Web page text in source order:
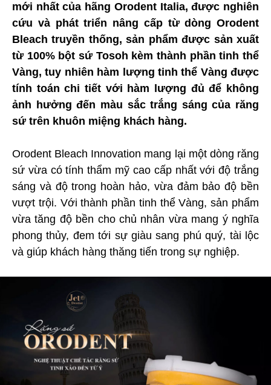
mới nhất của hãng Orodent Italia, được nghiên
cứu và phát triển nâng cấp từ dòng Orodent
Bleach truyền thống, sản phẩm được sản xuất
từ 100% bột sứ Tosoh kèm thành phần tinh thể
Vàng, tuy nhiên hàm lượng tinh thể Vàng được
tính toán chi tiết với hàm lượng đủ để không
ảnh hưởng đến màu sắc trắng sáng của răng
sứ trên khuôn miệng khách hàng.
Orodent Bleach Innovation mang lại một dòng răng
sứ vừa có tính thẩm mỹ cao cấp nhất với độ trắng
sáng và độ trong hoàn hảo, vừa đảm bảo độ bền
vượt trội. Với thành phần tinh thể Vàng, sản phẩm
vừa tăng độ bền cho chủ nhân vừa mang ý nghĩa
phong thủy, đem tới sự giàu sang phú quý, tài lộc
và giúp khách hàng thăng tiến trong sự nghiệp.